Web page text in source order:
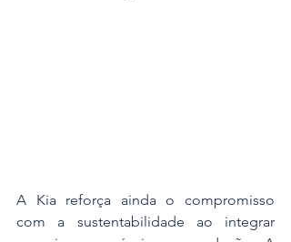
A Kia reforça ainda o compromisso
com a sustentabilidade ao integrar